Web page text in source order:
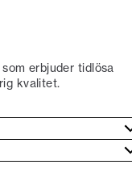
erbjuder tidlösa
kvalitet.